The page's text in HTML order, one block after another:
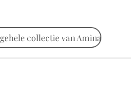
collectie van Amina